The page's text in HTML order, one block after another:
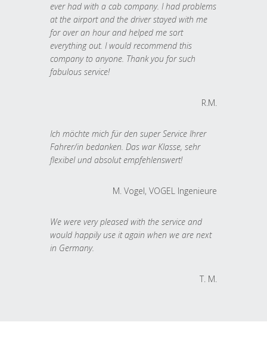
ever had with a cab company. I had problems
at the airport and the driver stayed with me
for over an hour and helped me sort
everything out. I would recommend this
company to anyone. Thank you for such
fabulous service!
R.M.
Ich möchte mich für den super Service Ihrer
Fahrer/in bedanken. Das war Klasse, sehr
flexibel und absolut empfehlenswert!
M. Vogel, VOGEL Ingenieure
We were very pleased with the service and
would happily use it again when we are next
in Germany.
T. M.